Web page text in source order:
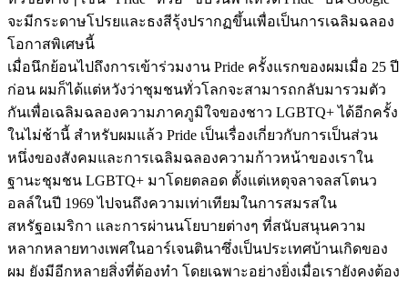
จะมีกระดาษโปรยและธงสีรุ้งปรากฏขึ้นเพื่อเป็นการเฉลิมฉลอง
โอกาสพิเศษนี้
เมื่อนึกย้อนไปถึงการเข้าร่วมงาน Pride ครั้งแรกของผมเมื่อ 25 ปี
ก่อน ผมก็ได้แต่หวังว่าชุมชนทั่วโลกจะสามารถกลับมารวมตัว
กันเพื่อเฉลิมฉลองความภาคภูมิใจของชาว LGBTQ+ ได้อีกครั้ง
ในไม่ช้านี้ สำหรับผมแล้ว Pride เป็นเรื่องเกี่ยวกับการเป็นส่วน
หนึ่งของสังคมและการเฉลิมฉลองความก้าวหน้าของเราใน
ฐานะชุมชน LGBTQ+ มาโดยตลอด ตั้งแต่เหตุจลาจลสโตนว
อลล์ในปี 1969 ไปจนถึงความเท่าเทียมในการสมรสใน
สหรัฐอเมริกา และการผ่านนโยบายต่างๆ ที่สนับสนุนความ
หลากหลายทางเพศในอาร์เจนตินาซึ่งเป็นประเทศบ้านเกิดของ
ผม ยังมีอีกหลายสิ่งที่ต้องทำ โดยเฉพาะอย่างยิ่งเมื่อเรายังคงต้อง